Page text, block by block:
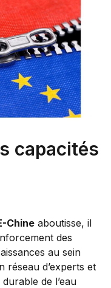
capacités
Chine aboutisse, il
des
au sein
réseau d’experts et
de l’eau